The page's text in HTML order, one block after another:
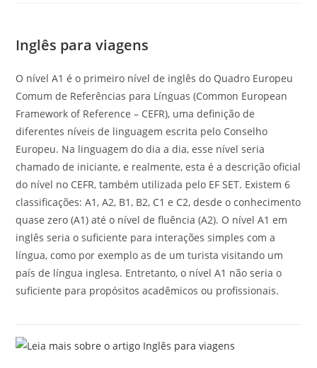
Inglês para viagens
O nível A1 é o primeiro nível de inglês do Quadro Europeu
Comum de Referências para Línguas (Common European
Framework of Reference – CEFR), uma definição de
diferentes níveis de linguagem escrita pelo Conselho
Europeu. Na linguagem do dia a dia, esse nível seria
chamado de iniciante, e realmente, esta é a descrição oficial
do nível no CEFR, também utilizada pelo EF SET. Existem 6
classificações: A1, A2, B1, B2, C1 e C2, desde o conhecimento
quase zero (A1) até o nível de fluência (A2). O nível A1 em
inglês seria o suficiente para interações simples com a
língua, como por exemplo as de um turista visitando um
país de língua inglesa. Entretanto, o nível A1 não seria o
suficiente para propósitos acadêmicos ou profissionais.